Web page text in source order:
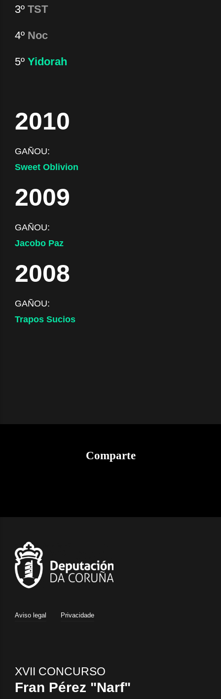
3º TST
4º Noc
5º Yidorah
2010
GAÑOU:
Sweet Oblivion
2009
GAÑOU:
Jacobo Paz
2008
GAÑOU:
Trapos Sucios
Comparte
Aviso legal Privacidade
XVII CONCURSO
Fran Pérez "Narf"